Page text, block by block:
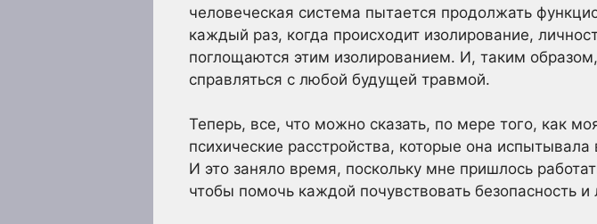
человеческая система пытается продолжать
каждый раз, когда происходит изолирование,
поглощаются этим изолированием. И, таким
справляться с любой будущей травмой.
Теперь, все, что можно сказать, по мере того, как
психические расстройства, которые она
И это заняло время, поскольку мне пришлось
чтобы помочь каждой почувствовать безопасность